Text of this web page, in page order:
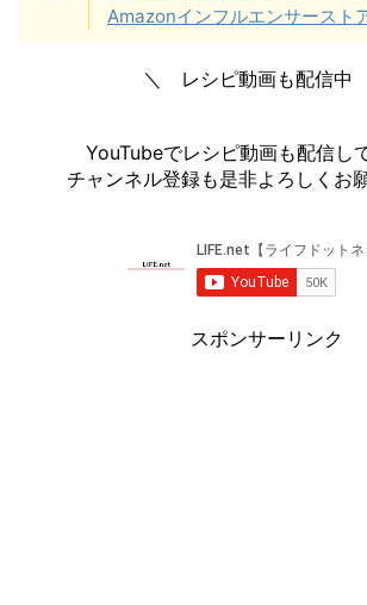
Amazonインフルエンサースト
＼ レシピ動画も配信中
YouTubeでレシピ動画も配信し
チャンネル登録も是非よろしくお
スポンサーリンク